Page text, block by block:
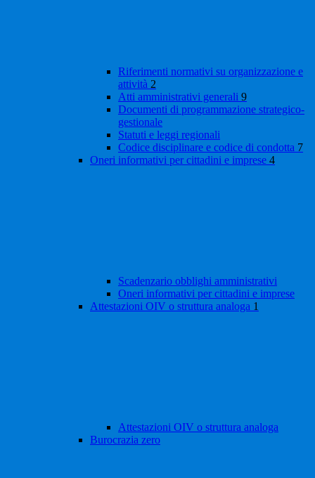
Riferimenti normativi su organizzazione e
attività 2
Atti amministrativi generali 9
Documenti di programmazione strategico-
gestionale
Statuti e leggi regionali
Codice disciplinare e codice di condotta 7
Oneri informativi per cittadini e imprese 4
Scadenzario obblighi amministrativi
Oneri informativi per cittadini e imprese
Attestazioni OIV o struttura analoga 1
Attestazioni OIV o struttura analoga
Burocrazia zero